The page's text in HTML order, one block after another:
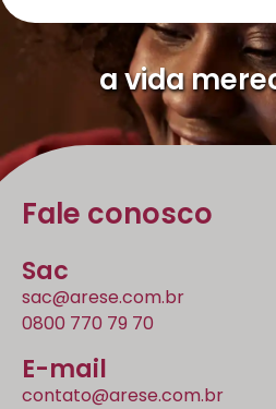
a vida
Fale conosco
Sac
sac@arese.com.br
0800 770 79 70
E-mail
contato@arese.com.br